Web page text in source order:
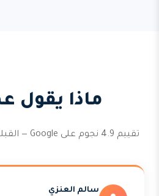
ماذا يقول
تقييم 4.9 نجوم على Google — القبلة وجميع مناطق الكويت
سالم العنزي